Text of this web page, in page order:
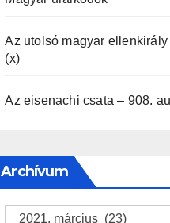
Az utolsó magyar
(x)
Az eisenachi csata – 908.
Archívum
Archívum